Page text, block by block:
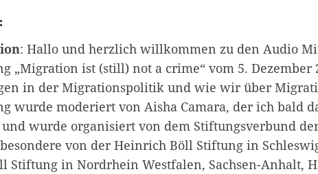
: Hallo und herzlich willkommen zu den Audio
„Migration ist (still) not a crime“ vom 5. Dezember
in der Migrationspolitik und wie wir über
wurde moderiert von Aisha Camara, der ich bald
wurde organisiert von dem Stiftungsverbund
von der Heinrich Böll Stiftung in
Stiftung in Nordrhein Westfalen, Sachsen-Anhalt,